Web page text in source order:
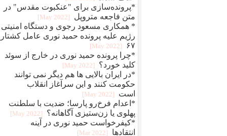
*پرونده‌سازی برای "عنکبوت مقدس" در
متن فاجعه متروپل
[2022 May]
* همکاری مسعود رجوی و دستگاه امنیتی
رژیم علیه پرونده حمید نوری عامل کشتار
۶۷
[2022 May]
*چرا پرونده حمید نوری در خارج از سوئد
کلید خورد؟
[2022 May]
*در ایران بالایی ها هم دیگر نمی توانند
حکومت کنند و این سرآغاز انقلاب
است
[2022 May]
*اعدام فرخ‌رو پارسا؛ ضديت با سلطنت
پهلوی يا زن‌ستيزی آگاهانه؟
[2022 May]
*کیفرخواست حمید نوری در آینه
انتقادها
[2022 Mar]